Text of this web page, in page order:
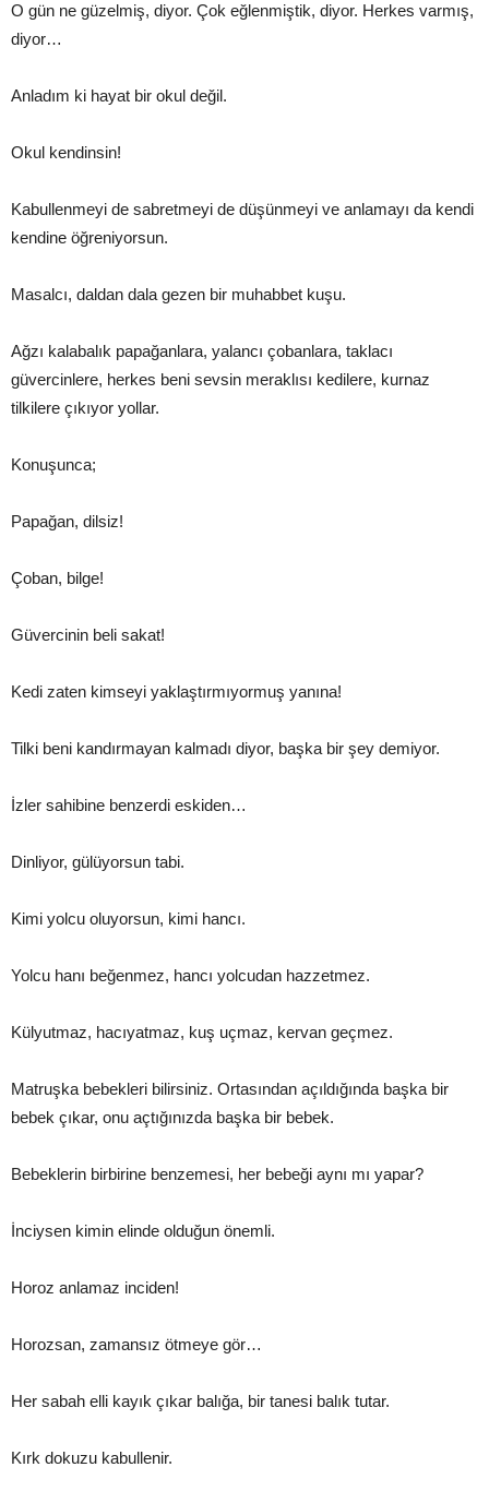
O gün ne güzelmiş, diyor. Çok eğlenmiştik, diyor. Herkes varmış,
diyor…
Anladım ki hayat bir okul değil.
Okul kendinsin!
Kabullenmeyi de sabretmeyi de düşünmeyi ve anlamayı da kendi
kendine öğreniyorsun.
Masalcı, daldan dala gezen bir muhabbet kuşu.
Ağzı kalabalık papağanlara, yalancı çobanlara, taklacı
güvercinlere, herkes beni sevsin meraklısı kedilere, kurnaz
tilkilere çıkıyor yollar.
Konuşunca;
Papağan, dilsiz!
Çoban, bilge!
Güvercinin beli sakat!
Kedi zaten kimseyi yaklaştırmıyormuş yanına!
Tilki beni kandırmayan kalmadı diyor, başka bir şey demiyor.
İzler sahibine benzerdi eskiden…
Dinliyor, gülüyorsun tabi.
Kimi yolcu oluyorsun, kimi hancı.
Yolcu hanı beğenmez, hancı yolcudan hazzetmez.
Külyutmaz, hacıyatmaz, kuş uçmaz, kervan geçmez.
Matruşka bebekleri bilirsiniz. Ortasından açıldığında başka bir
bebek çıkar, onu açtığınızda başka bir bebek.
Bebeklerin birbirine benzemesi, her bebeği aynı mı yapar?
İnciysen kimin elinde olduğun önemli.
Horoz anlamaz inciden!
Horozsan, zamansız ötmeye gör…
Her sabah elli kayık çıkar balığa, bir tanesi balık tutar.
Kırk dokuzu kabullenir.